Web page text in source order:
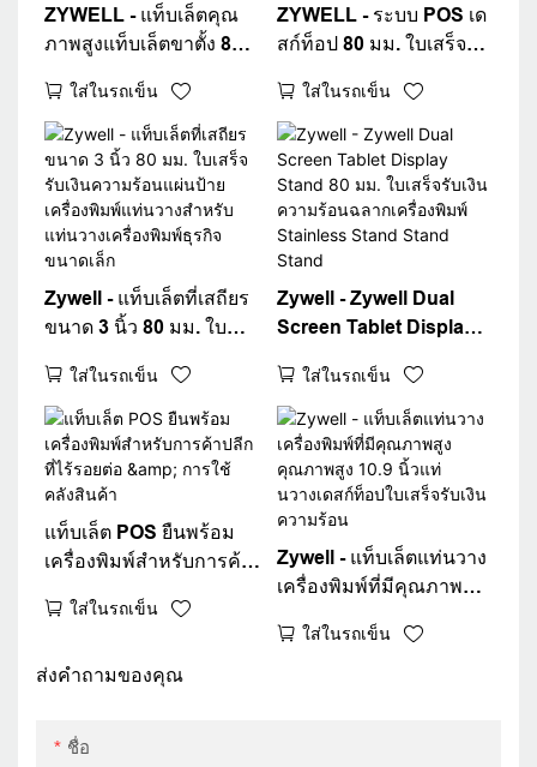
ZYWELL - แท็บเล็ตคุณ
ภาพสูงแท็บเล็ตขาตั้ง 80
ร้อนแท่งป้ายโฆษณาแท่น
วางสำหรับแผ่นขาตั้งที่
ปรับได้
ใส่ในรถเข็น
ZYWELL - ระบบ POS เด
สก์ท็อป 80 มม. ใบเสร็จรับ
เครื่องพิมพ์แท่
นวางแท็บเล็ต Zywell
แท็บเล็ตที่ปรับได้
ใส่ในรถเข็น
Zywell - แท็บเล็ตที่เสถียร
ขนาด 3 นิ้ว 80 มม. ใบ
ป้ายเครื่องพิมพ์แท่นวาง
สำหรับแท่นวาง
เครื่องพิมพ์ธุรกิจขนาดเล็ก
ใส่ในรถเข็น
Zywell - Zywell Dual
Screen Tablet Display
เงินความร้อนฉลาก
เครื่องพิมพ์ Stainless
Stand Stand Stand
ใส่ในรถเข็น
แท็บเล็ต POS ยืนพร้อม
เครื่องพิมพ์สำหรับการค้า
คลังสินค้า
ใส่ในรถเข็น
Zywell - แท็บเล็ตแท่นวาง
เครื่องพิมพ์ที่มีคุณภาพสูง
นวางเดสก์ท็อปใบเสร็จรับ
ใส่ในรถเข็น
ส่งคำถามของคุณ
ชื่อ